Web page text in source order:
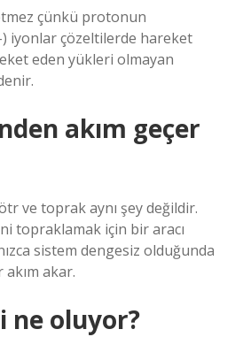
çünkü protonun
iyonlar çözeltilerde hareket
eden yükleri olmayan
akım geçer
ve toprak aynı şey değildir.
topraklamak için bir aracı
sistem dengesiz olduğunda
akar.
ne oluyor?